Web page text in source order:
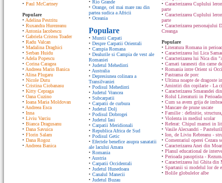
• Paul McCartney
Populare
• Adelina Pestritu
• Ruxandra Hurezeanu
• Antonia Iacobescu
• Gabriela Cristea Toader
• Radu Valcan
• Madalina Draghici
• Serban Huidu
• Adela Popescu
• Corina Caragea
• Andreea Marin Banica
• Alina Plugaru
• Nicole Dutu
• Cristina Ciobanasu
• Kitty Cepraga
• Oana Cuzino
• Ioana Maria Moldovan
• Andreea Esca
• Inna
• Liviu Varciu
• Bianca Dragusanu
• Dana Savuica
• Florin Salam
• Dana Rogoz
• Andreea Banica
• Rio Grande
• Orange, cel mai mare rau din
partea sudica a Africii
• Oceania
Populare
• Muntii Carpati
• Despre Carpatii Orientali
• Campia Romana
• Dealurile si Campia de vest ale
Romaniei
• Judetul Mehedinti
• Australia
• Depresiunea colinara a
Transilvaniei
• Podisul Mehedinti
• Judetul Vrancea
• Subcarpatii
• Carpatii de curbura
• Judetul Dolj
• Podisul Dobrogei
• Judetul Iasi
• Carpatii Meridionali
• Republica Africa de Sud
• Podisul Getic
• Efectele benefice asupra sanatatii
ale lacului Amara
• Romania
• Austria
• Carpatii Occidentali
• Judetul Hunedoara
• Canalul Manecii
• Judetul Buzau
• Caracterizarea Cuplului
parte
• Caracterizarea Cuplului
parte
• Caracterizarea personajului
Creanga
Populare
• Literatura Romana in
• Caracterizarea lui Lica
• Caracterizarea lui Nica din
• Carnati taranesti din carne
• Romania intre Orient si
• Pastrama de porc
• Ultima noapte de dragoste
• Amintiri din copilarie - La
• Caracterizarea Smarandei
• Rolul Literaturii in Perioada
• Cum sa avem grija de
• Mancare de prune uscate
• Familie : definitie,
• Violenta in mediul scolar
• Referat: Chipul mamei in
• Vasile Alecsandri -
• Ion, de Liviu Rebreanu -
• Comentariul operei Cezara
• Caracterizarea Anei din
• Planul educational de
• Perioada pasoptista -
• Caracterizarea lui Ghita din
• Spartanii si modelul lor de
• Bolile globulelor albe